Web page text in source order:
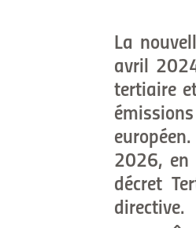
La
avril
tertiaire
2026, en
décret
directive.